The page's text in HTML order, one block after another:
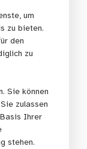
um
zu bieten.
den
zu
Sie können
zulassen
Ihrer
stehen.